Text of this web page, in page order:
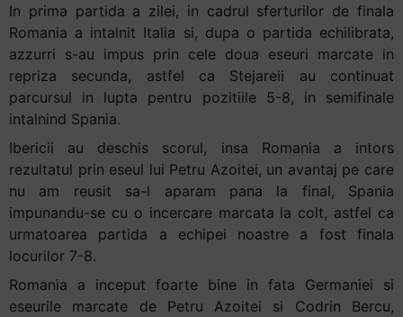
help
you
navigate
and
interact
with
the
content.
In prima partida a zilei, in cadrul sferturilor de finala
Romania a intalnit Italia si, dupa o partida echilibrata,
azzurri s-au impus prin cele doua eseuri marcate in
repriza secunda, astfel ca Stejareii au continuat
parcursul in lupta pentru pozitiile 5-8, in semifinale
intalnind Spania.
Ibericii au deschis scorul, insa Romania a intors
rezultatul prin eseul lui Petru Azoitei, un avantaj pe care
nu am reusit sa-l aparam pana la final, Spania
impunandu-se cu o incercare marcata la colt, astfel ca
urmatoarea partida a echipei noastre a fost finala
locurilor 7-8.
Romania a inceput foarte bine in fata Germaniei si
eseurile marcate de Petru Azoitei si Codrin Bercu,